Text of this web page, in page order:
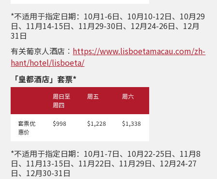
*不适用于指定日期：10月1-6日、10月10-12日、10月29
日、11月14-15日、11月29-30日、12月24-26日、12月
31日
有关葡京人酒店︰ https://www.lisboetamacau.com/zh-
hant/hotel/lisboeta/
「皇都酒店」套票*
周日至
周四
周五 周六
套票优
惠价
$998 $1,228 $1,338
*不适用于指定日期：10月1-7日、10月22-25日、11月8
日、11月13-15日、11月22日、11月29日、12月24-27
日、12月30-31日